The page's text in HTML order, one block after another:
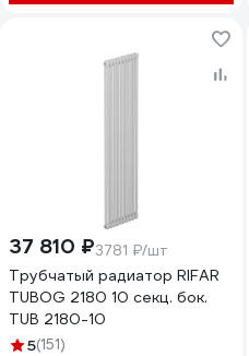
37 810 ₽3781 ₽/шт
Трубчатый радиатор RIFAR
TUBOG 2180 10 секц. бок.
TUB 2180-10
5(151)